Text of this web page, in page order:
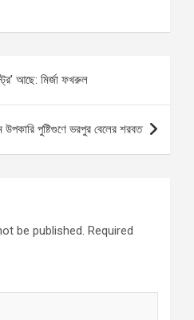
আছে: মির্জা ফখরুল
উপকারি পুষ্টিগুণে ভরপুর বেলের শরবত
be published. Required